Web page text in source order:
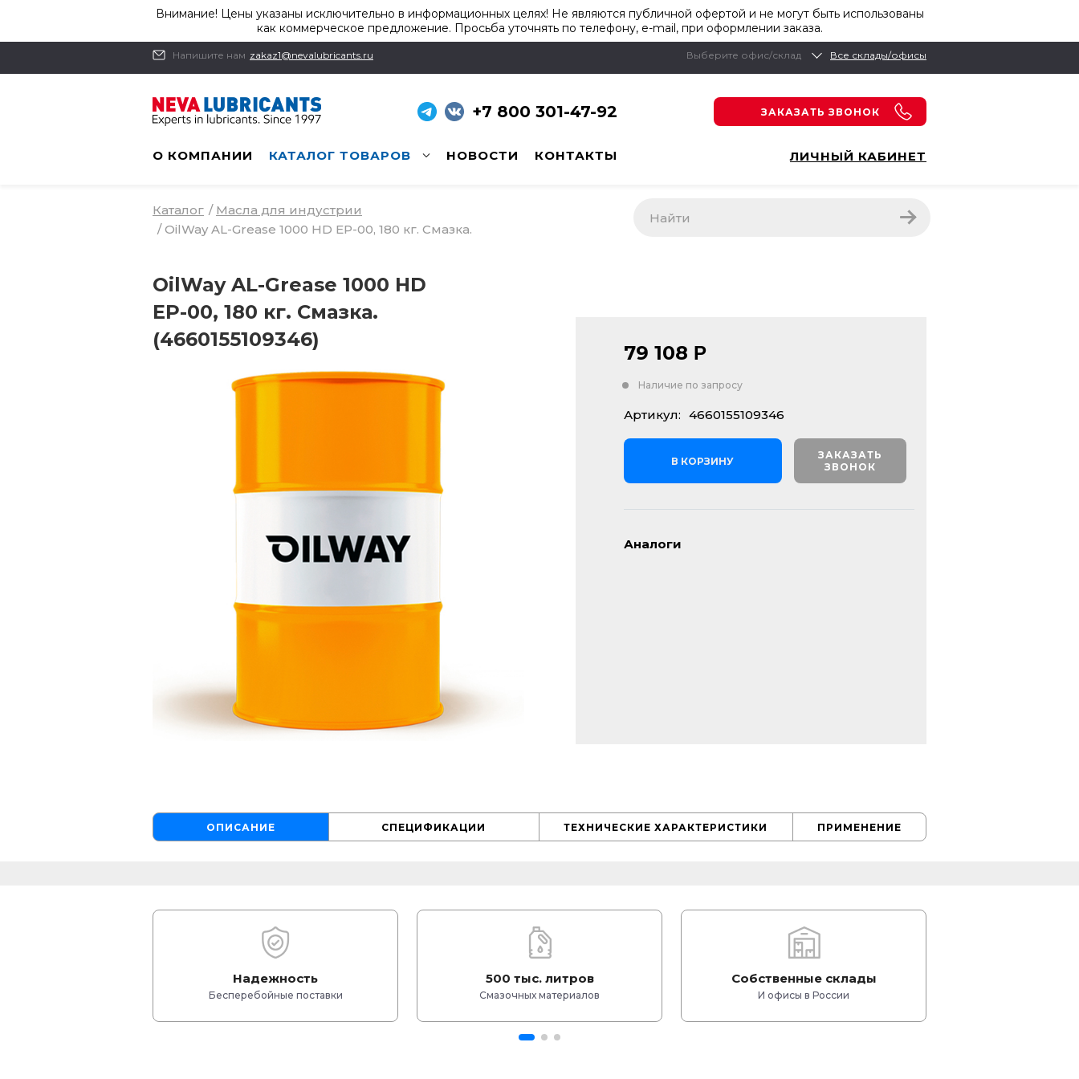
Внимание! Цены указаны исключительно в информационных целях! Не являются публичной офертой и не могут быть использованы
как коммерческое предложение. Просьба уточнять по телефону, e-mail, при оформлении заказа.
Напишите нам zakaz1@nevalubricants.ru Выберите офис/склад Все склады/офисы
+7 800 301-47-92 ЗАКАЗАТЬ ЗВОНОК
О КОМПАНИИ КАТАЛОГ ТОВАРОВ НОВОСТИ КОНТАКТЫ ЛИЧНЫЙ КАБИНЕТ
Каталог / Масла для индустрии
/ OilWay AL-Grease 1000 HD EP-00, 180 кг. Смазка.
OilWay AL-Grease 1000 HD
EP-00, 180 кг. Смазка.
(4660155109346)
79 108 Р
Наличие по запросу
Артикул: 4660155109346
В КОРЗИНУ
ЗАКАЗАТЬ
ЗВОНОК
Аналоги
ОПИСАНИЕ СПЕЦИФИКАЦИИ ТЕХНИЧЕСКИЕ ХАРАКТЕРИСТИКИ ПРИМЕНЕНИЕ
Надежность
Бесперебойные поставки
500 тыс. литров
Смазочных материалов
Собственные склады
И офисы в России